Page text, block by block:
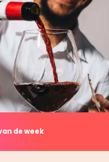
de week